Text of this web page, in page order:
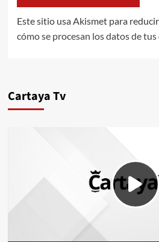
Este sitio usa Akismet para reducir
cómo se procesan los datos de
Cartaya Tv